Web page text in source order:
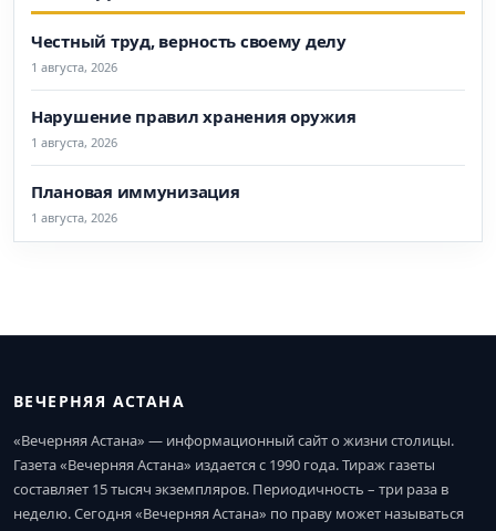
Честный труд, верность своему делу
1 августа, 2026
Нарушение правил хранения оружия
1 августа, 2026
Плановая иммунизация
1 августа, 2026
ВЕЧЕРНЯЯ АСТАНА
«Вечерняя Астана» — информационный сайт о жизни столицы.
Газета «Вечерняя Астана» издается с 1990 года. Тираж газеты
составляет 15 тысяч экземпляров. Периодичность – три раза в
неделю. Сегодня «Вечерняя Астана» по праву может называться